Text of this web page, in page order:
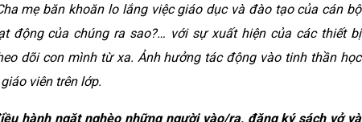
mẹ băn khoăn lo lắng việc giáo dục và đào tạo của cán bộ
động của chúng ra sao?… với sự xuất hiện của các thiết bị
dõi con mình từ xa. Ảnh hưởng tác động vào tinh thần học
viên trên lớp.
hành ngặt nghèo những người vào/ra, đăng ký sách vở và